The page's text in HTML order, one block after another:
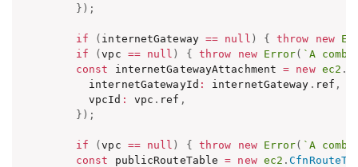
} ) ;
if ( internetGateway == null ) { throw new
if
(vpc == null ) { throw new Error( ` A
const internetGatewayAttachment = new ec2 .
      internetGatewayId
: internetGateway . ref ,
      vpcId
: vpc . ref ,
} ) ;
if (vpc == null ) { throw new Error( ` A
const publicRouteTable = new ec2 .